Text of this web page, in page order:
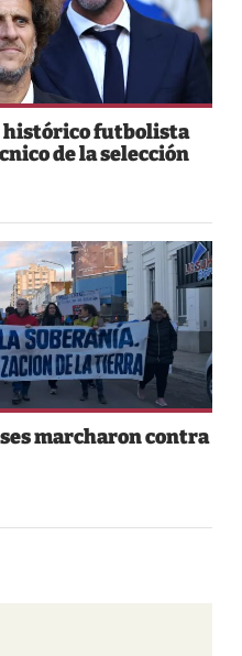
histórico futbolista
de la selección
marcharon contra